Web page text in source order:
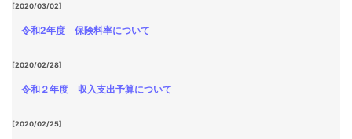
[2020/03/02]
令和2年度 保険料率について
[2020/02/28]
令和２年度 収入支出予算について
[2020/02/25]